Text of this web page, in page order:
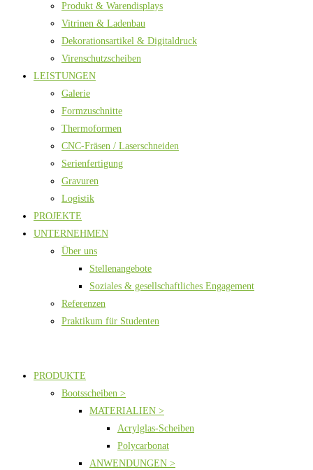
Produkt & Warendisplays
Vitrinen & Ladenbau
Dekorationsartikel & Digitaldruck
Virenschutzscheiben
LEISTUNGEN
Galerie
Formzuschnitte
Thermoformen
CNC-Fräsen / Laserschneiden
Serienfertigung
Gravuren
Logistik
PROJEKTE
UNTERNEHMEN
Über uns
Stellenangebote
Soziales & gesellschaftliches Engagement
Referenzen
Praktikum für Studenten
PRODUKTE
Bootsscheiben >
MATERIALIEN >
Acrylglas-Scheiben
Polycarbonat
ANWENDUNGEN >